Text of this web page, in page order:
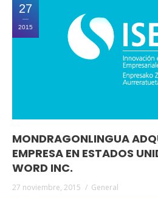
27
2015
MONDRAGONLINGUA
EMPRESA EN ESTADOS
WORD INC.
27 noviembre, 2015 General